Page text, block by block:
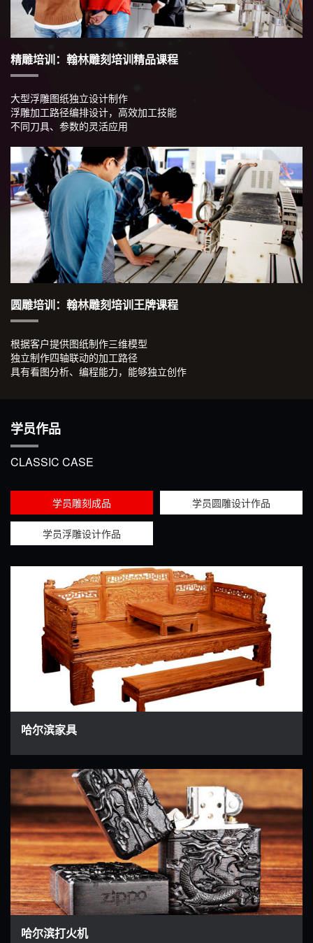
精雕培训：翰林雕刻培训精品课程
大型浮雕图纸独立设计制作
浮雕加工路径编排设计，高效加工技能
不同刀具、参数的灵活应用
圆雕培训：翰林雕刻培训王牌课程
根据客户提供图纸制作三维模型
独立制作四轴联动的加工路径
具有看图分析、编程能力，能够独立创作
学员作品
CLASSIC CASE
学员雕刻成品 学员圆雕设计作品
学员浮雕设计作品
哈尔滨家具
哈尔滨打火机